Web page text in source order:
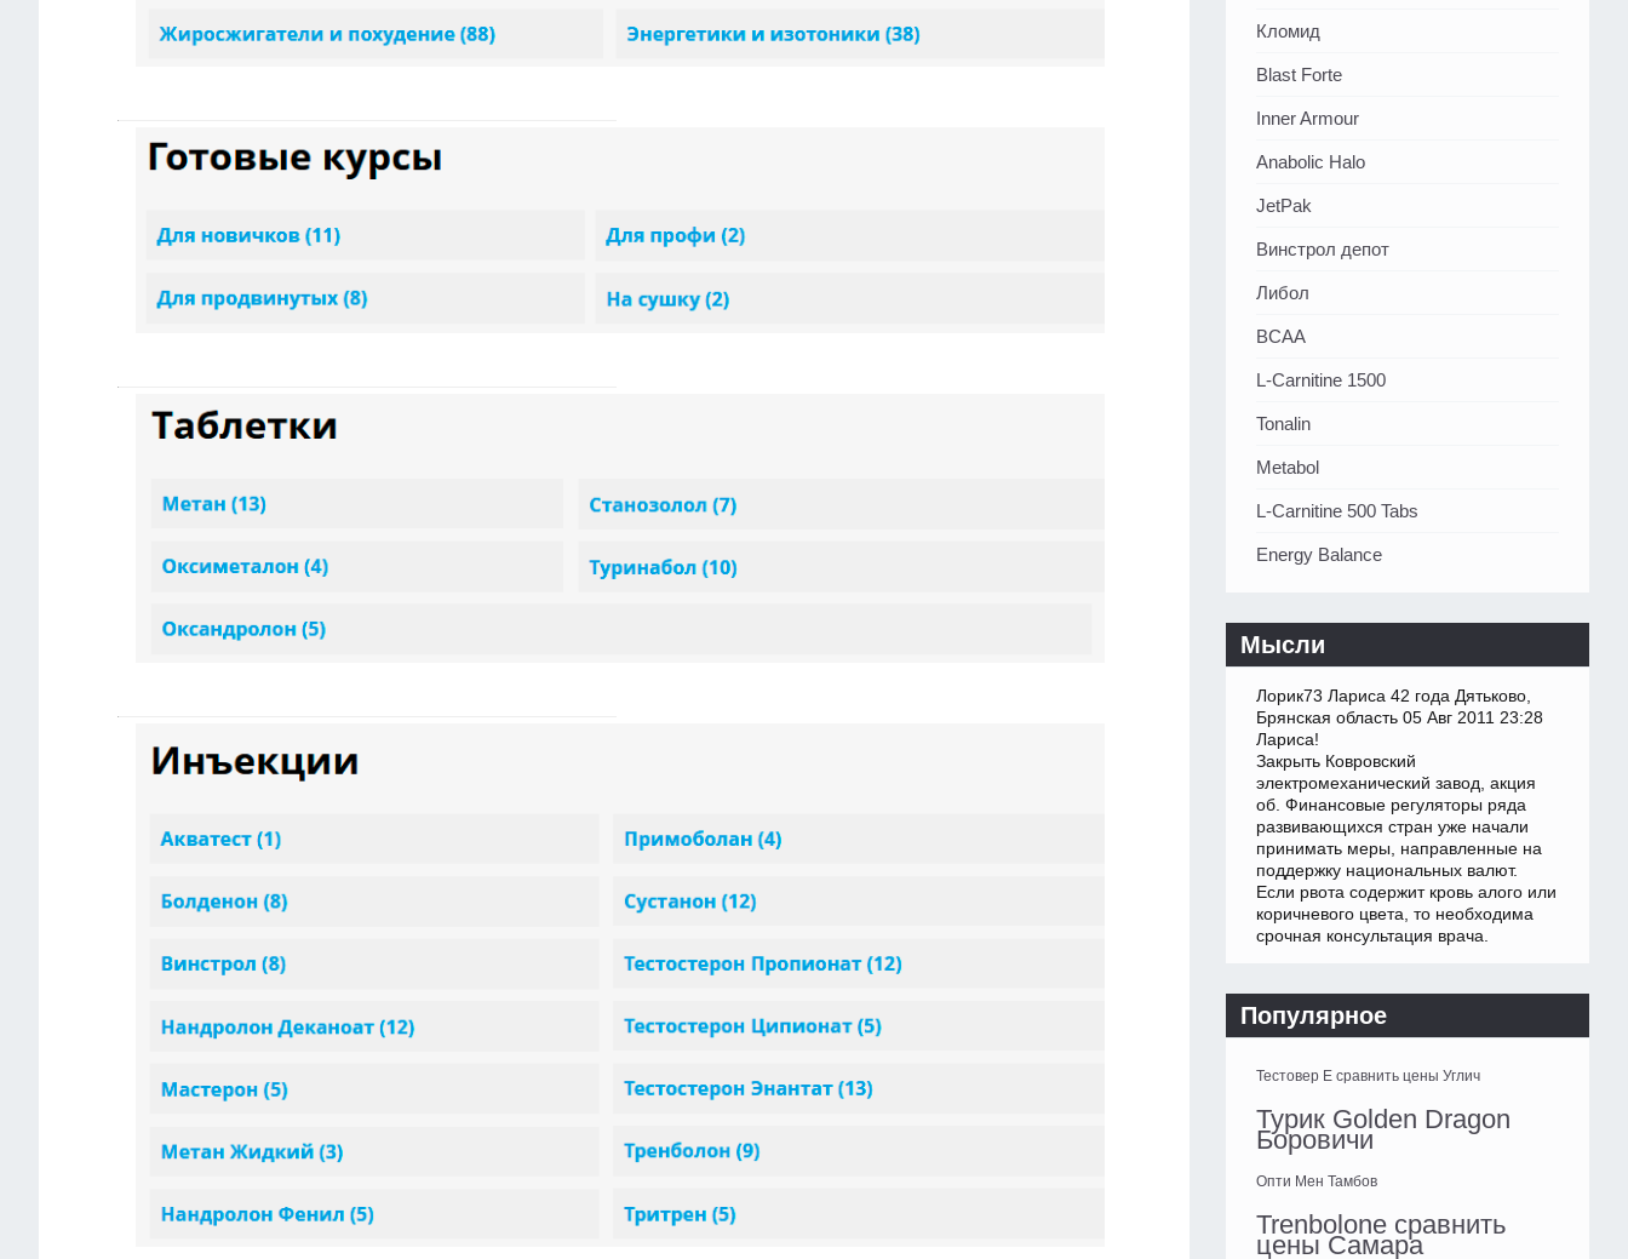
Кломид
Blast Forte
Inner Armour
Anabolic Halo
JetPak
Винстрол депот
Либол
BCAA
L-Carnitine 1500
Tonalin
Metabol
L-Carnitine 500 Tabs
Energy Balance
Мысли
Лорик73 Лариса 42 года Дятьково,
Брянская область 05 Авг 2011 23:28
Лариса!
Закрыть Ковровский
электромеханический завод, акция
об. Финансовые регуляторы ряда
развивающихся стран уже начали
принимать меры, направленные на
поддержку национальных валют.
Если рвота содержит кровь алого или
коричневого цвета, то необходима
срочная консультация врача.
Популярное
Тестовер Е сравнить цены Углич
Турик Golden Dragon
Боровичи
Опти Мен Тамбов
Trenbolone сравнить
цены Самара